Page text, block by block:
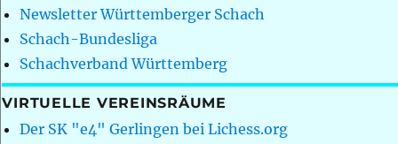
Newsletter Württemberger Schach
Schach-Bundesliga
Schachverband Württemberg
VIRTUELLE VEREINSRÄUME
Der SK "e4" Gerlingen bei Lichess.org